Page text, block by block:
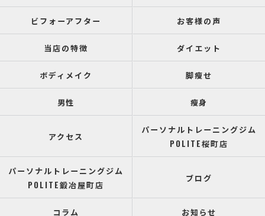
ビフォーアフター お客様の声
当店の特徴 ダイエット
ボディメイク 脚瘦せ
男性 瘦身
アクセス
パーソナルトレーニングジム
POLITE桜町店
パーソナルトレーニングジム
POLITE鍛冶屋町店
ブログ
コラム お知らせ